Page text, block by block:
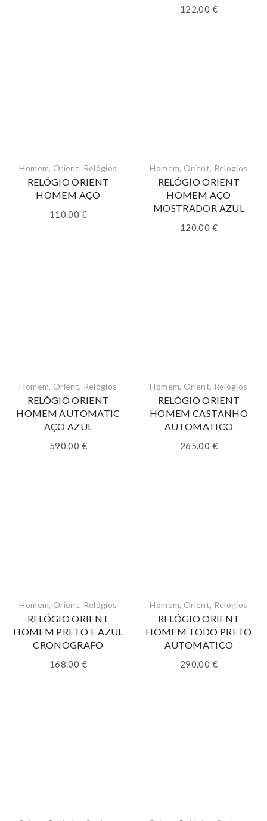
122.00 €
Homem, Orient, Relógios
RELÓGIO ORIENT
HOMEM AÇO
110.00 €
Homem, Orient, Relógios
RELÓGIO ORIENT
HOMEM AÇO
MOSTRADOR AZUL
120.00 €
Homem, Orient, Relógios
RELÓGIO ORIENT
HOMEM AUTOMATIC
AÇO AZUL
590.00 €
Homem, Orient, Relógios
RELÓGIO ORIENT
HOMEM CASTANHO
AUTOMATICO
265.00 €
Homem, Orient, Relógios
RELÓGIO ORIENT
HOMEM PRETO E AZUL
CRONOGRAFO
168.00 €
Homem, Orient, Relógios
RELÓGIO ORIENT
HOMEM TODO PRETO
AUTOMATICO
290.00 €